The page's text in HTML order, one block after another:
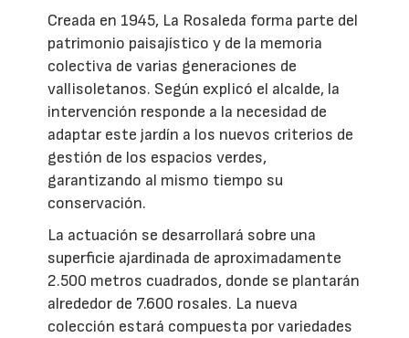
Creada en 1945, La Rosaleda forma parte del
patrimonio paisajístico y de la memoria
colectiva de varias generaciones de
vallisoletanos. Según explicó el alcalde, la
intervención responde a la necesidad de
adaptar este jardín a los nuevos criterios de
gestión de los espacios verdes,
garantizando al mismo tiempo su
conservación.
La actuación se desarrollará sobre una
superficie ajardinada de aproximadamente
2.500 metros cuadrados, donde se plantarán
alrededor de 7.600 rosales. La nueva
colección estará compuesta por variedades